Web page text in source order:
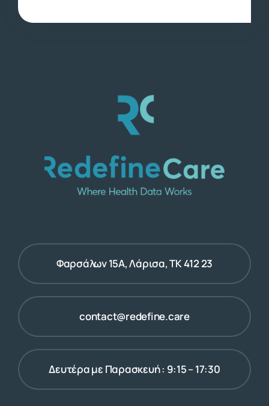
Φαρσάλων 15Α, Λάρισα, ΤΚ 412 23
contact@redefine.care
Δευτέρα με Παρασκευή : 9:15 – 17:30